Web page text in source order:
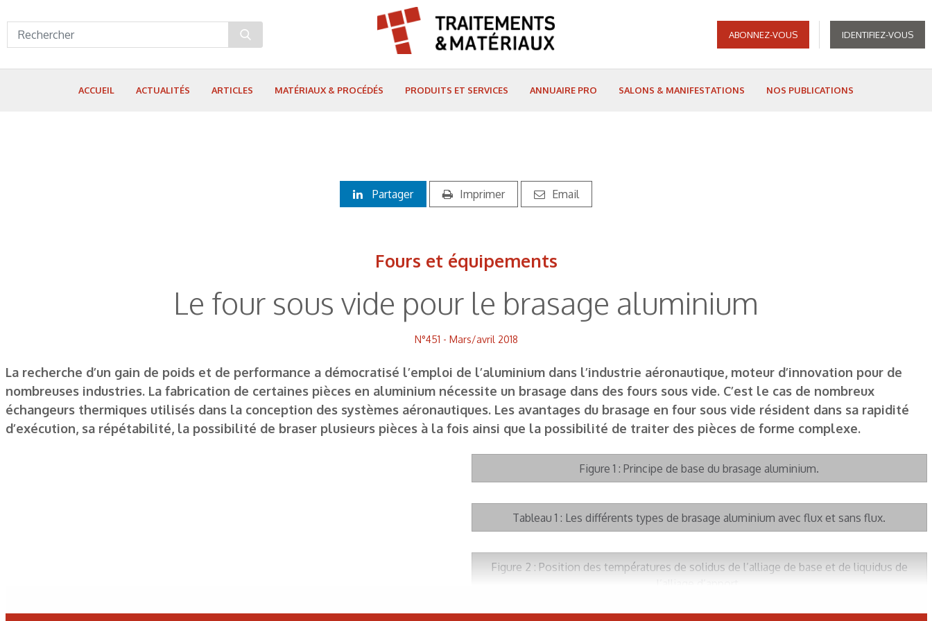
ABONNEZ-VOUS IDENTIFIEZ-VOUS
ACCUEIL ACTUALITÉS ARTICLES MATÉRIAUX & PROCÉDÉS PRODUITS ET SERVICES ANNUAIRE PRO SALONS & MANIFESTATIONS NOS PUBLICATIONS
Partager Imprimer Email
Fours et équipements
Le four sous vide pour le brasage aluminium
N°451 - Mars/avril 2018
La recherche d’un gain de poids et de performance a démocratisé l’emploi de l’aluminium dans l’industrie aéronautique, moteur d’innovation pour de
nombreuses industries. La fabrication de certaines pièces en aluminium nécessite un brasage dans des fours sous vide. C’est le cas de nombreux
échangeurs thermiques utilisés dans la conception des systèmes aéronautiques. Les avantages du brasage en four sous vide résident dans sa rapidité
d’exécution, sa répétabilité, la possibilité de braser plusieurs pièces à la fois ainsi que la possibilité de traiter des pièces de forme complexe.
Figure 1 : Principe de base du brasage aluminium.
Tableau 1 : Les différents types de brasage aluminium avec flux et sans flux.
Figure 2 : Position des températures de solidus de l’alliage de base et de liquidus de
l’alliage d’apport.